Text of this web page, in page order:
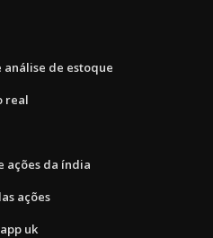
de estoque
real
ações da índia
ações
uk